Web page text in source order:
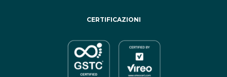
CERTIFICAZIONI